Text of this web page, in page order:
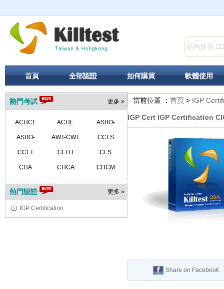
首頁 全部認證 如何購買 軟體使用
更多 »
熱門考試
ACHCE ACHE ASBO-
SFOacctg
ASBO-
SFOBusMgmt
AWT-CWT CCFS
CCFT CEHT CFS
CHA CHCA CHCM
更多 »
熱門認證
IGP Certification
當前位置 ： 首頁 > IGP
IGP Cert IGP Certification
Share on Facebook